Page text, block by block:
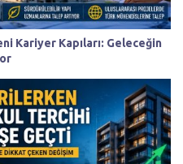
Kariyer Kapıları: Geleceğin